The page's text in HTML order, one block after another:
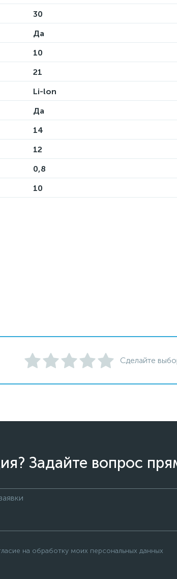
30
Да
10
21
Li-lon
Да
14
12
0,8
10
Сделайте
Задайте вопрос
на обработку моих персональных данных